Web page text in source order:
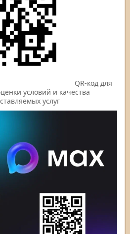
QR-код для
условий и качества
услуг